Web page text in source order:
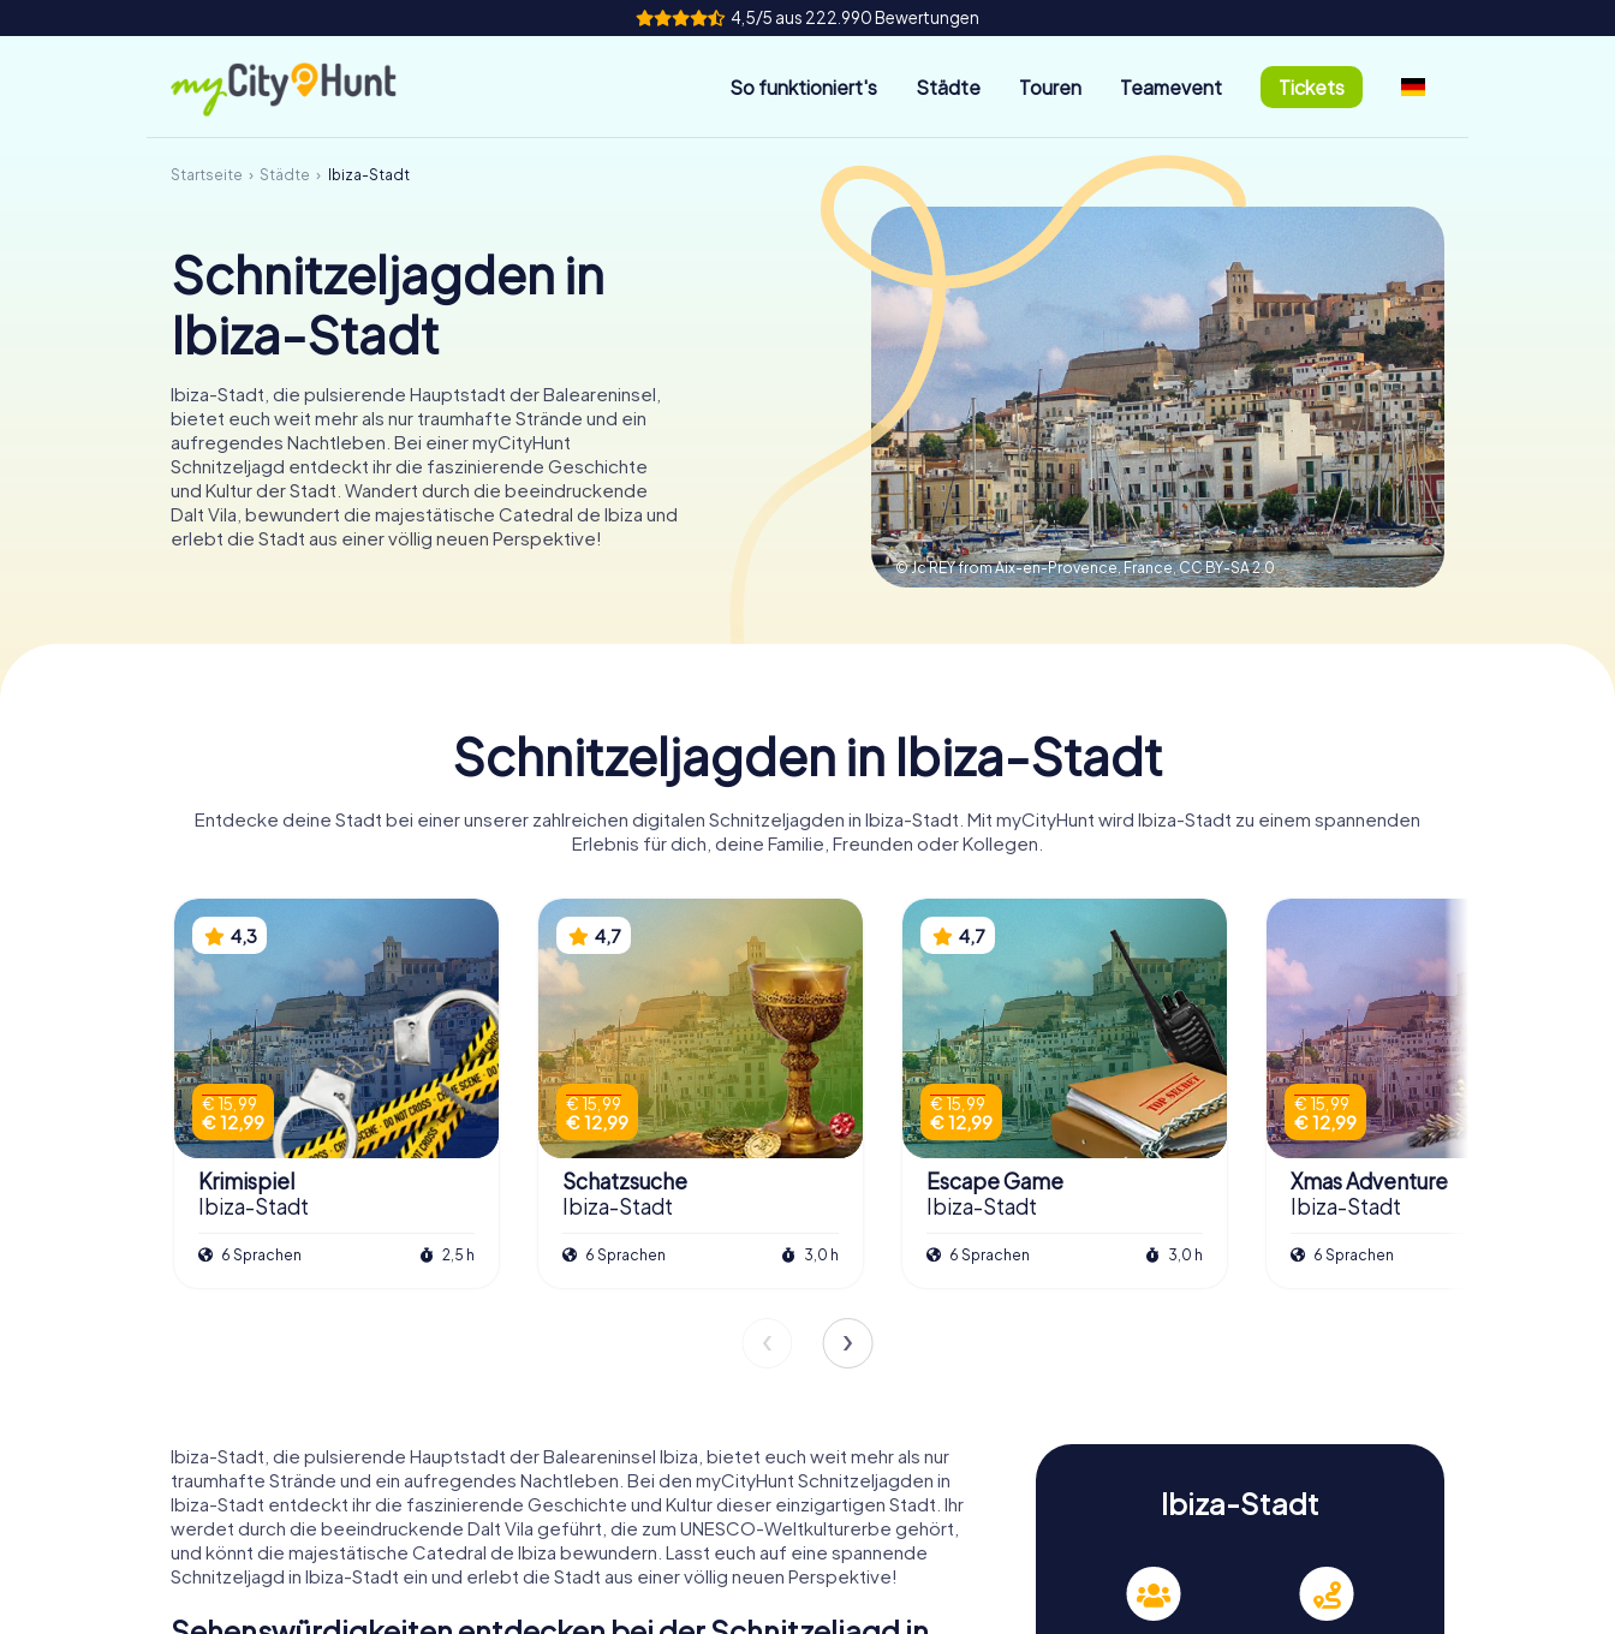
4,5/5 aus 222.990 Bewertungen
So funktioniert's Städte Touren Teamevent Tickets
Startseite Städte Ibiza-Stadt
Schnitzeljagden in
Ibiza-Stadt
Ibiza-Stadt, die pulsierende Hauptstadt der Baleareninsel,
bietet euch weit mehr als nur traumhafte Strände und ein
aufregendes Nachtleben. Bei einer myCityHunt
Schnitzeljagd entdeckt ihr die faszinierende Geschichte
und Kultur der Stadt. Wandert durch die beeindruckende
Dalt Vila, bewundert die majestätische Catedral de Ibiza und
erlebt die Stadt aus einer völlig neuen Perspektive!
© Jc REY from Aix-en-Provence, France,CC BY-SA 2.0
Schnitzeljagden in Ibiza-Stadt
Entdecke deine Stadt bei einer unserer zahlreichen digitalen Schnitzeljagden in Ibiza-Stadt. Mit myCityHunt wird Ibiza-Stadt zu einem spannenden
Erlebnis für dich, deine Familie, Freunden oder Kollegen.
4,3
€ 15,99
€ 12,99
Krimispiel
Ibiza-Stadt
6 Sprachen 2,5 h
4,7
€ 15,99
€ 12,99
Schatzsuche
Ibiza-Stadt
6 Sprachen 3,0 h
4,7
€ 15,99
€ 12,99
Escape Game
Ibiza-Stadt
6 Sprachen 3,0 h
€ 15,99
€ 12,99
Xmas Adventure
Ibiza-Stadt
6 Sprachen
Ibiza-Stadt, die pulsierende Hauptstadt der Baleareninsel Ibiza, bietet euch weit mehr als nur
traumhafte Strände und ein aufregendes Nachtleben. Bei den myCityHunt Schnitzeljagden in
Ibiza-Stadt entdeckt ihr die faszinierende Geschichte und Kultur dieser einzigartigen Stadt. Ihr
werdet durch die beeindruckende Dalt Vila geführt, die zum UNESCO-Weltkulturerbe gehört,
und könnt die majestätische Catedral de Ibiza bewundern. Lasst euch auf eine spannende
Schnitzeljagd in Ibiza-Stadt ein und erlebt die Stadt aus einer völlig neuen Perspektive!
Ibiza-Stadt